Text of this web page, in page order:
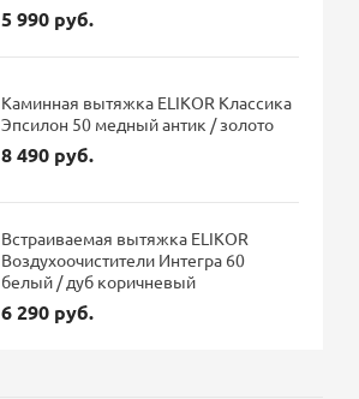
5 990 руб.
Каминная вытяжка ELIKOR Классика
Эпсилон 50 медный антик / золото
8 490 руб.
Встраиваемая вытяжка ELIKOR
Воздухоочистители Интегра 60
белый / дуб коричневый
6 290 руб.